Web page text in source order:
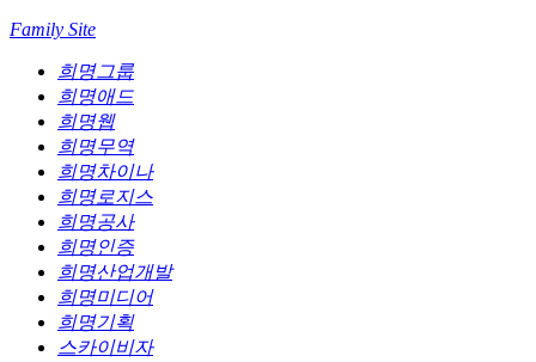
Family Site
희명그룹
희명애드
희명웹
희명무역
희명차이나
희명로지스
희명공사
희명인증
희명산업개발
희명미디어
희명기획
스카이비자